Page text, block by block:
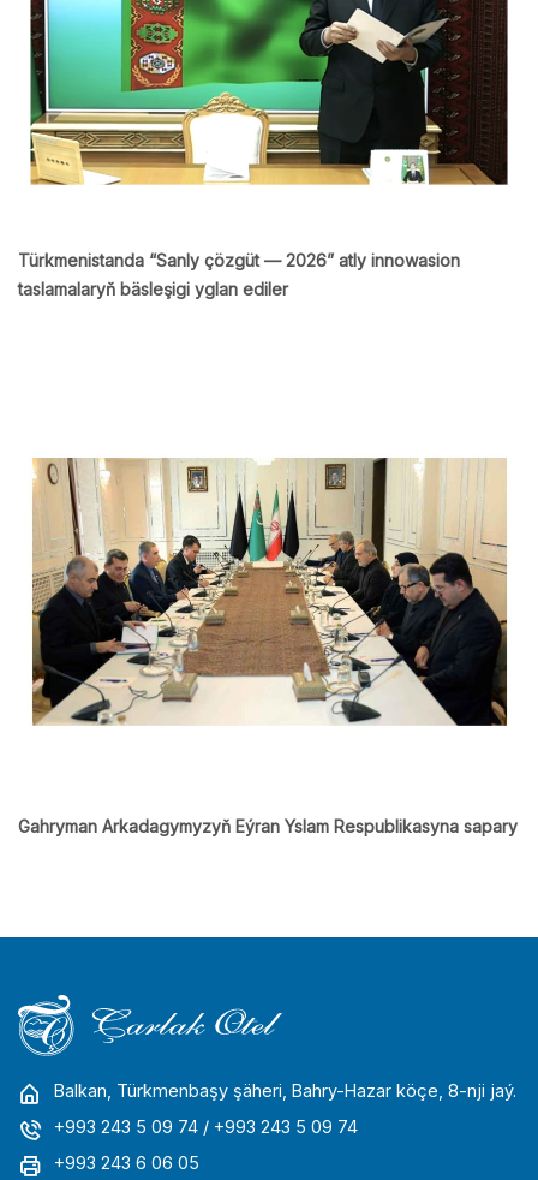
Türkmenistanda “Sanly çözgüt — 2026” atly innowasion
taslamalaryň bäsleşigi yglan ediler
Gahryman Arkadagymyzyň Eýran Yslam Respublikasyna sapary
Balkan, Türkmenbaşy şäheri, Bahry-Hazar köçe, 8-nji jaý.
+993 243 5 09 74 / +993 243 5 09 74
+993 243 6 06 05